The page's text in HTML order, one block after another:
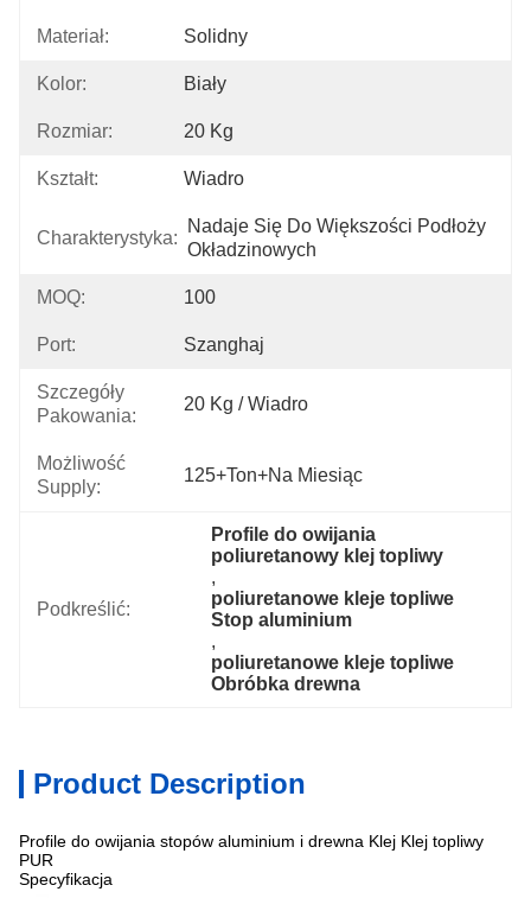
Materiał: Solidny
Kolor: Biały
Rozmiar: 20 Kg
Kształt: Wiadro
Charakterystyka:
Nadaje Się Do Większości Podłoży
Okładzinowych
MOQ: 100
Port: Szanghaj
Szczegóły
Pakowania:
20 Kg / Wiadro
Możliwość
Supply:
125+Ton+na Miesiąc
Podkreślić:
Profile do owijania
poliuretanowy klej topliwy
,
poliuretanowe kleje topliwe
Stop aluminium
,
poliuretanowe kleje topliwe
Obróbka drewna
Product Description
Profile do owijania stopów aluminium i drewna Klej Klej topliwy
PUR
Specyfikacja